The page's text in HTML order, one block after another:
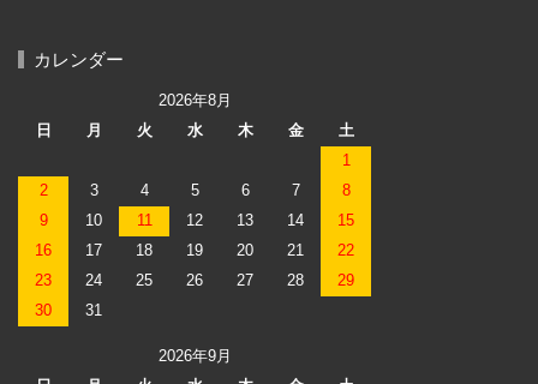
カレンダー
2026年8月
日
月 火 水 木 金
土
1
2
3 4 5 6 7
8
9
10 11 12 13 14
15
16
17 18 19 20 21
22
23
24 25 26 27 28
29
30
31
2026年9月